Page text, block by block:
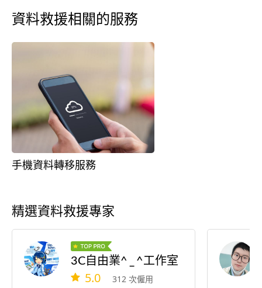
資料救援相關的服務
手機資料轉移服務
精選資料救援專家
3C自由業^ _ ^工作室
5.0 312 次僱用